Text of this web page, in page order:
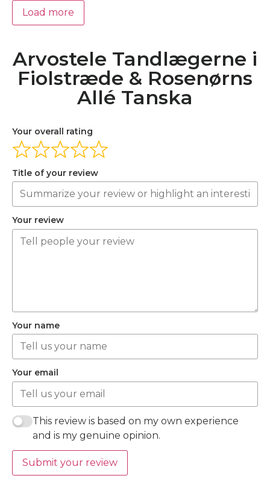
Load more
Arvostele Tandlægerne i
Fiolstræde & Rosenørns
Allé Tanska
Your overall rating
Title of your review
Your review
Your name
Your email
This review is based on my own experience
and is my genuine opinion.
Submit your review